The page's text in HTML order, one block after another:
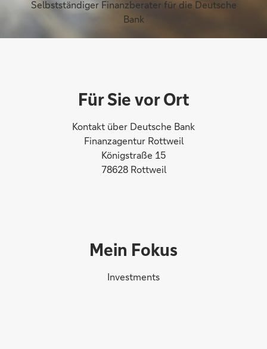
Selbstständiger Finanzberater für die Deutsche
Bank
Für Sie vor Ort
Kontakt über Deutsche Bank
Finanzagentur Rottweil
Königstraße 15
78628 Rottweil
Mein Fokus
Investments